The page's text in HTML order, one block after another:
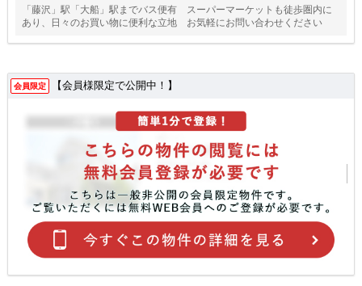
「藤沢」駅「大船」駅までバス便有 スーパーマーケットも徒歩圏内に
あり、日々のお買い物に便利な立地 お気軽にお問い合わせください
会員限定 【会員様限定で公開中！】